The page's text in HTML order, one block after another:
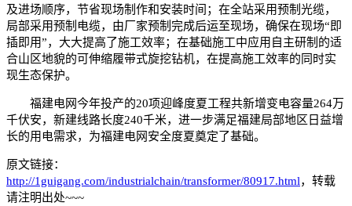
及进场顺序，节省现场制作和安装时间；在全站采用预制光缆，
局部采用预制电缆，由厂家预制完成后运至现场，确保在现场“即
插即用”，大大提高了施工效率；在基础施工中应用自主研制的适
合山区地貌的可伸缩履带式旋挖钻机，在提高施工效率的同时实
现生态保护。
福建电网今年投产的20项迎峰度夏工程共新增变电容量264万
千伏安，新建线路长度240千米，进一步满足福建局部地区日益增
长的用电需求，为福建电网安全度夏奠定了基础。
原文链接：
http://1guigang.com/industrialchain/transformer/80917.html，转载
请注明出处~~~